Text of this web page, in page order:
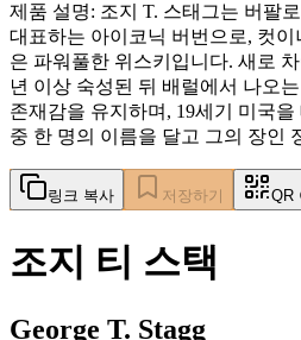
제품 설명: 조지 T. 스태그는 버팔
대표하는 아이코닉 버번으로, 컷
은 파워풀한 위스키입니다. 새로
년 이상 숙성된 뒤 배럴에서 나오
존재감을 유지하며, 19세기 미국
중 한 명의 이름을 달고 그의 장인
링크 복사 저장하기 QR
조지 티 스택
George T. Stagg